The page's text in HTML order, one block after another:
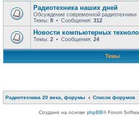
Радиотехника наших дней
Обсуждение современной радиотехники
Темы: 8 • Сообщения: 312
Новости компьютерных
Темы: 2 • Сообщения: 24
Темы
Радиотехника 20 века, форумы Список форумов
Создано на основе phpBB® Forum